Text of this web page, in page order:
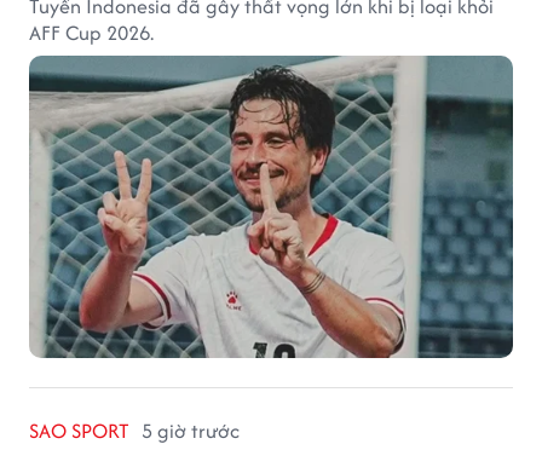
Tuyển Indonesia đã gây thất vọng lớn khi bị loại khỏi
AFF Cup 2026.
SAO SPORT 5 giờ trước